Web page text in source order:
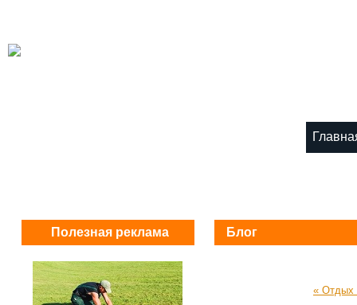
Полезная реклама Блог
« Отдых